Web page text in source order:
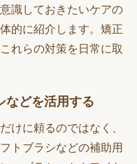
識しておきたいケアの
的に紹介します。矯正
れらの対策を日常に取
などを活用する
けに頼るのではなく、
トブラシなどの補助用